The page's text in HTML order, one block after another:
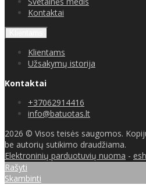
Kontaktai
Klientams
Užsakymų istorija
Kontaktai
+37062914416
info@batuotas.lt
2026 © Visos teisės saugomos.
be autorių sutikimo draudžiama.
Elektroninių parduotuvių nuoma -
Rašyti
Skambinti